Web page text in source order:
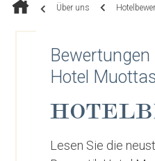
Über uns
Hotel
Lesen Sie die